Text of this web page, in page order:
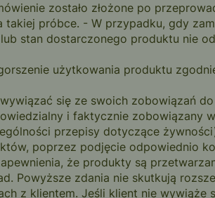
zostało złożone po
próbce. - W przypadku, gdy
stan dostarczonego produktu nie
użytkowania produktu
się ze swoich zobowiązań
i faktycznie zobowiązany
przepisy dotyczące
poprzez podjęcie odpowiednio
że produkty są
Powyższe zdania nie skutkują
z klientem. Jeśli klient nie